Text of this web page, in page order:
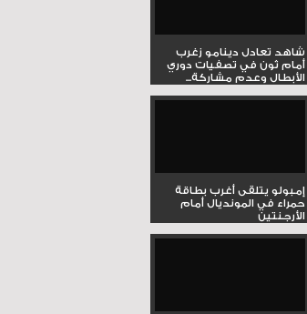
شاهد تعادل دينامو زغرب
أمام ثون في تصفيات دوري
الأبطال وعدم مشاركة...
إمبولو يتلقى أغرب بطاقة
حمراء في المونديال أمام
الأرجنتين